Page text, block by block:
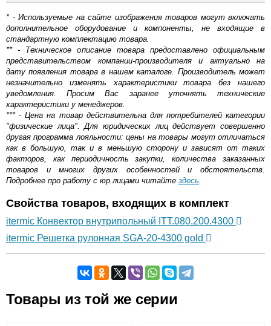
* - Используемые на сайте изображения товаров могут включать
дополнительное оборудование и компоненты, не входящие в
стандартную комплектацию товара.
** - Техническое описание товара предоставлено официальным
представительством компании-производителя и актуально на
дату появления товара в нашем каталоге. Производитель может
незначительно изменять характеристики товара без нашего
уведомления. Просим Вас заранее уточнять технические
характеристики у менеджеров.
*** - Цена на товар действительна для потребителей категории
"физические лица". Для юридических лиц действует совершенно
другая программа лояльности: цены на товары могут отличаться
как в большую, так и в меньшую сторону и зависят от таких
факторов, как периодичность закупки, количества заказанных
товаров и многих других особенностей и обстоятельств.
Подробнее про работу с юр.лицами читайте здесь.
Свойства товаров, входящих в комплект
itermic Конвектор внутрипольный ITT.080.200.4300
itermic Решетка рулонная SGA-20-4300 gold
Оставьте отзыв
Товары из той же серии